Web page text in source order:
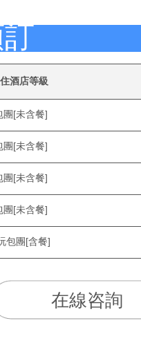
酒店等級
團[未含餐]
團[未含餐]
團[未含餐]
團[未含餐]
包團[含餐]
在線咨詢